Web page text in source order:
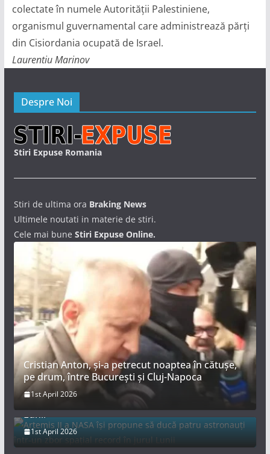
colectate în numele Autorității Palestiniene,
organismul guvernamental care administrează părți
din Cisiordania ocupată de Israel.
Laurentiu Marinov
Despre Noi
Stiri Expuse Romania
Stiri de ultima ora Braking News
Ultimele noutati in materie de stiri.
Cele mai bune Stiri Expuse Online.
Cristian Anton, și-a petrecut noaptea în cătușe,
pe drum, între București și Cluj-Napoca
1st April 2026
Artemis II a NASA își propune să ducă patru
astronauți într-un zbor spațial record în jurul
Lunii
1st April 2026